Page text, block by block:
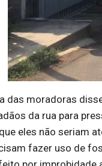
das moradoras
da rua para
eles não seriam
fazer uso de